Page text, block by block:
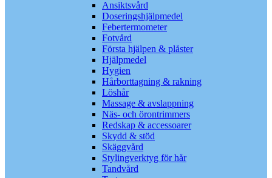
Ansiktsvård
Doseringshjälpmedel
Febertermometer
Fotvård
Första hjälpen & plåster
Hjälpmedel
Hygien
Hårborttagning & rakning
Löshår
Massage & avslappning
Näs- och örontrimmers
Redskap & accessoarer
Skydd & stöd
Skäggvård
Stylingverktyg för hår
Tandvård